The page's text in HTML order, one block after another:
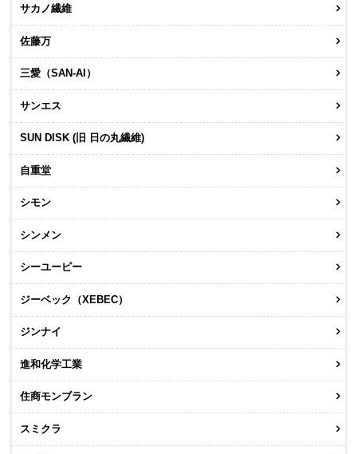
サカノ繊維
佐藤万
三愛（SAN-AI）
サンエス
SUN DISK (旧 日の丸繊維)
自重堂
シモン
シンメン
シーユーピー
ジーベック（XEBEC）
ジンナイ
進和化学工業
住商モンブラン
スミクラ